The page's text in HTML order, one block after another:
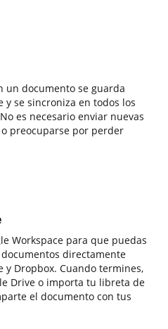
un documento se guarda
se sincroniza en todos los
es necesario enviar nuevas
preocuparse por perder
Workspace para que puedas
directamente
y Dropbox. Cuando termines,
Drive o importa tu libreta de
el documento con tus